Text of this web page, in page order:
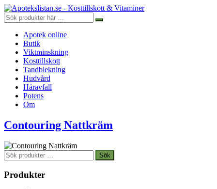
Apotek online
Butik
Viktminskning
Kosttillskott
Tandblekning
Hudvård
Håravfall
Potens
Om
Contouring Nattkräm
Sök
efter:
Sök
Produkter